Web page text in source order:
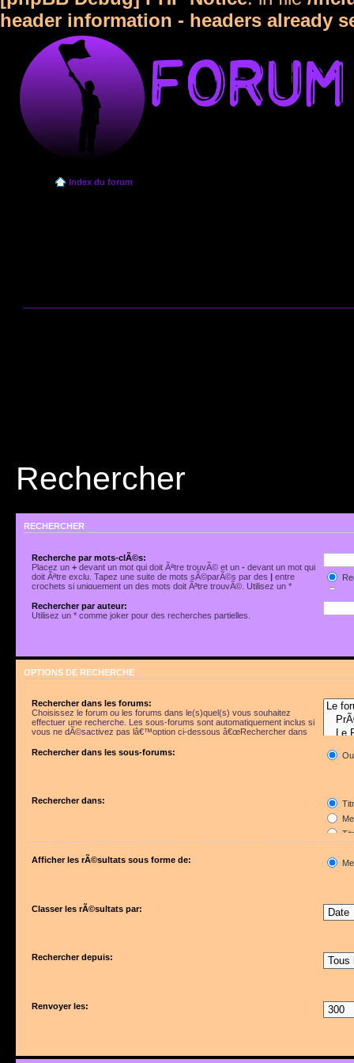
header information - headers already
Index du forum
Rechercher
RECHERCHER
Recherche par mots-clÃ©s:
Placez un+ devant un mot qui doit Ãªtre trouvÃ© et un- devant un mot qui
doit Ãªtre exclu. Tapez une suite de mots sÃ©parÃ©s par des| entre
crochets si uniquement un des mots doit Ãªtre trouvÃ©. Utilisez un *
Rechercher par auteur:
Utilisez un * comme joker pour des recherches partielles.
OPTIONS DE RECHERCHE
Rechercher dans les forums:
Choisissez le forum ou les forums dans le(s)quel(s) vous souhaitez
effectuer une recherche. Les sous-forums sont automatiquement inclus si
vous ne dÃ©sactivez pas lâ€™option ci-dessous â€œRechercher dans
Rechercher dans les sous-forums:
Rechercher dans:
Afficher les rÃ©sultats sous forme de:
Classer les rÃ©sultats par:
Rechercher depuis:
Renvoyer les: